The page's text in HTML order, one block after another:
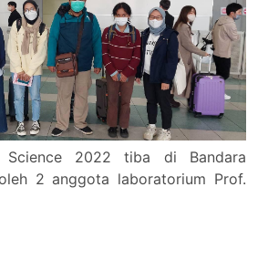
Science 2022 tiba di Bandara
2 anggota laboratorium Prof.